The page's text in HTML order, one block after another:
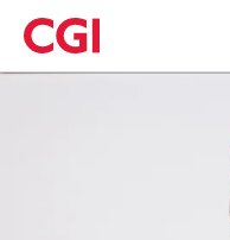
Skip
to
main